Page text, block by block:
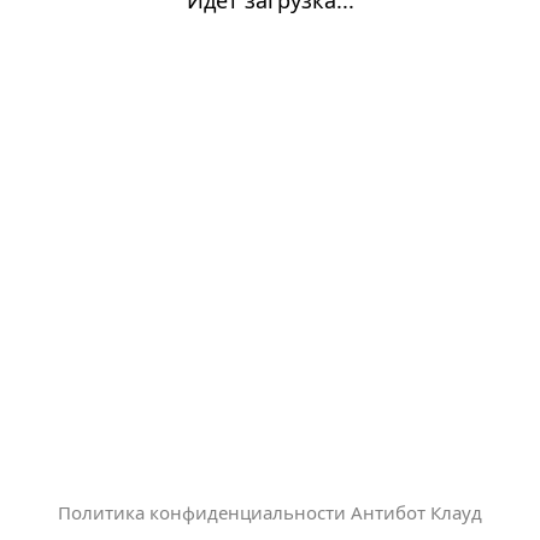
Политика конфиденциальности Антибот Клауд